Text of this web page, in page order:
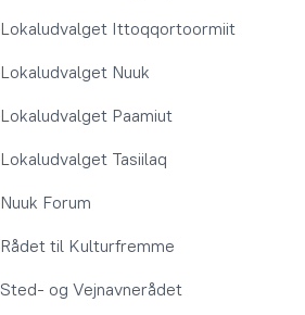
Lokaludvalget Ittoqqortoormiit
Lokaludvalget Nuuk
Lokaludvalget Paamiut
Lokaludvalget Tasiilaq
Nuuk Forum
Rådet til Kulturfremme
Sted- og Vejnavnerådet